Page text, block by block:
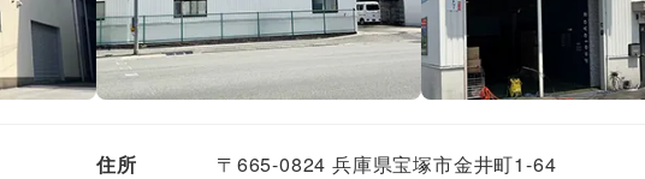
住所 〒665-0824 兵庫県宝塚市金井町1-64